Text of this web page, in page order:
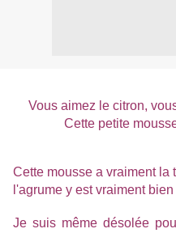
Vous aimez le citron,
Cette petite
Cette mousse a vraiment la
l'agrume y est vraiment
Je suis même désolée